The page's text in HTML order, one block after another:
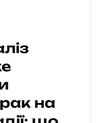
на